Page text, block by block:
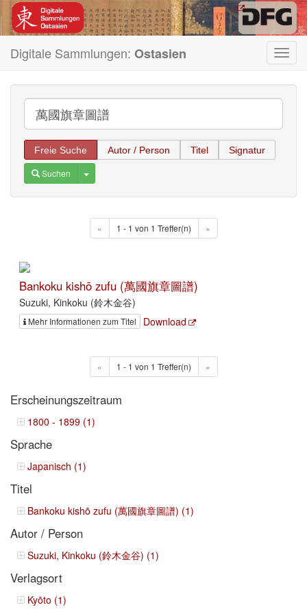
Digitale Sammlungen: Ostasien
Freie Suche Autor / Person Titel Signatur
Suchen Toggle Dropdown
« 1 - 1 von 1 Treffer(n) »
Bankoku kishō zufu (萬國旗章圖譜)
Suzuki, Kinkoku (鈴木金谷)
Mehr Informationen zum Titel Download
« 1 - 1 von 1 Treffer(n) »
Erscheinungszeitraum
1800 - 1899 (1)
Sprache
Japanisch (1)
Titel
Bankoku kishō zufu (萬國旗章圖譜) (1)
Autor / Person
Suzuki, Kinkoku (鈴木金谷) (1)
Verlagsort
Kyōto (1)